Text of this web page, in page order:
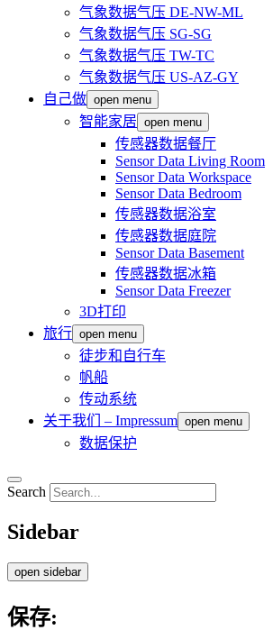
气象数据气压 DE-NW-ML
气象数据气压 SG-SG
气象数据气压 TW-TC
气象数据气压 US-AZ-GY
自己做 open menu
智能家居 open menu
传感器数据餐厅
Sensor Data Living Room
Sensor Data Workspace
Sensor Data Bedroom
传感器数据浴室
传感器数据庭院
Sensor Data Basement
传感器数据冰箱
Sensor Data Freezer
3D打印
旅行 open menu
徒步和自行车
帆船
传动系统
关于我们 – Impressum open menu
数据保护
Search
Sidebar
open sidebar
保存: